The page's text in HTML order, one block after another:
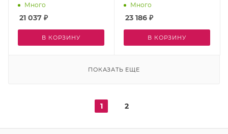
Много
21 037 ₽
В КОРЗИНУ
Много
23 186 ₽
В КОРЗИНУ
ПОКАЗАТЬ ЕЩЕ
1 2